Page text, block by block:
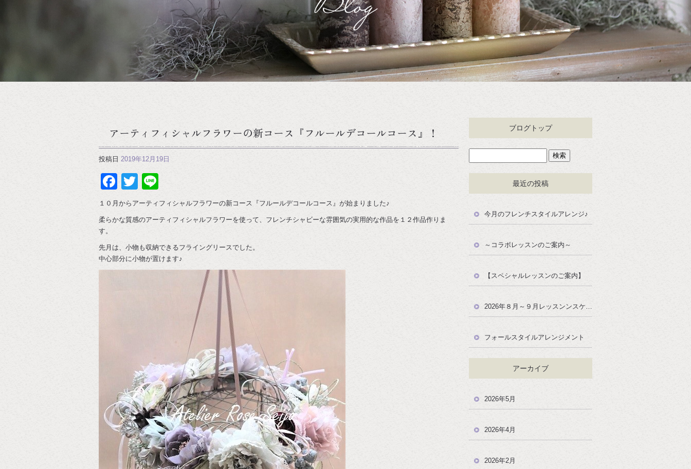
アーティフィシャルフラワーの新コース『フルールデコールコース』！
投稿日 2019年12月19日
Facebook
Twitter
１０月からアーティフィシャルフラワーの新コース『フルールデコールコース』が始まりました♪
柔らかな質感のアーティフィシャルフラワーを使って、フレンチシャビーな雰囲気の実用的な作品を１２作品作りま
す。
先月は、小物も収納できるフライングリースでした。
中心部分に小物が置けます♪
ブログトップ
最近の投稿
今月のフレンチスタイルアレンジ♪
～コラボレッスンのご案内～
【スペシャルレッスンのご案内】
フォールスタイルアレンジメント
アーカイブ
2026年5月
2026年4月
2026年2月